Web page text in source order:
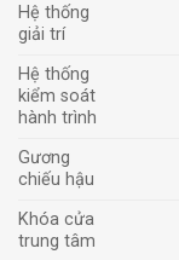
Hệ thống
giải trí
Hệ thống
kiểm soát
hành trình
Gương
chiếu hậu
Khóa cửa
trung tâm